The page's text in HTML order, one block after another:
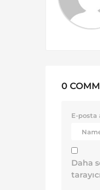
0
E-posta
Daha